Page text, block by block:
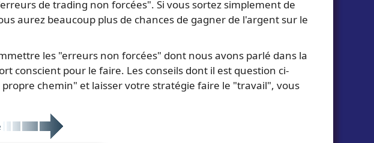
de trading non forcées". Si vous sortez simplement de
aurez beaucoup plus de chances de gagner de l'argent sur le
les "erreurs non forcées" dont nous avons parlé dans la
conscient pour le faire. Les conseils dont il est question ci-
chemin" et laisser votre stratégie faire le "travail", vous